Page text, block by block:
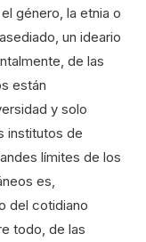
género, la etnia o
un ideario
de las
están
y solo
institutos de
límites de los
es,
del cotidiano
todo, de las